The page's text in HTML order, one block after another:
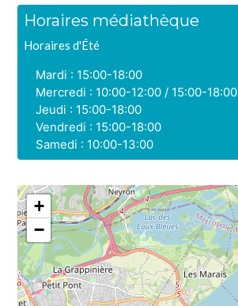
Horaires médiathèque
Horaires d'Été
Mardi : 15:00-18:00
Mercredi : 10:00-12:00 / 15:00-18:00
Jeudi : 15:00-18:00
Vendredi : 15:00-18:00
Samedi : 10:00-13:00
Plan
+
−